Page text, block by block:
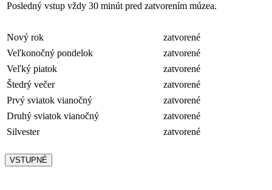
Posledný vstup vždy 30 minút pred zatvorením múzea.
Nový rok
zatvorené
Veľkonočný pondelok
zatvorené
Veľký piatok
zatvorené
Štedrý večer
zatvorené
Prvý sviatok vianočný
zatvorené
Druhý sviatok vianočný
zatvorené
Silvester
zatvorené
VSTUPNÉ